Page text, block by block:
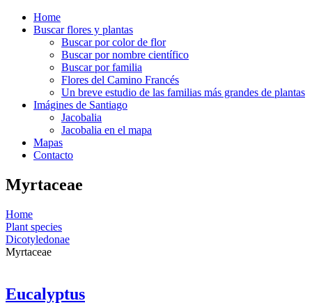
Home
Buscar flores y plantas
Buscar por color de flor
Buscar por nombre científico
Buscar por familia
Flores del Camino Francés
Un breve estudio de las familias más grandes de plantas
Imágines de Santiago
Jacobalia
Jacobalia en el mapa
Mapas
Contacto
Myrtaceae
Home
Plant species
Dicotyledonae
Myrtaceae
Eucalyptus